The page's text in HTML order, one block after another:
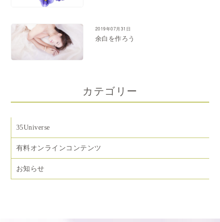
2019年07月31日
余白を作ろう
カテゴリー
35Universe
有料オンラインコンテンツ
お知らせ